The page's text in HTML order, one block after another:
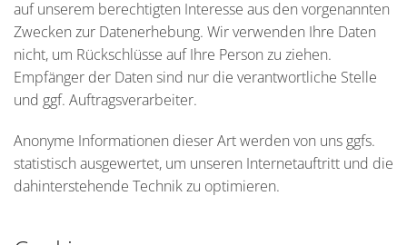
auf unserem berechtigten Interesse aus den vorgenannten
Zwecken zur Datenerhebung. Wir verwenden Ihre Daten
nicht, um Rückschlüsse auf Ihre Person zu ziehen.
Empfänger der Daten sind nur die verantwortliche Stelle
und ggf. Auftragsverarbeiter.
Anonyme Informationen dieser Art werden von uns ggfs.
statistisch ausgewertet, um unseren Internetauftritt und die
dahinterstehende Technik zu optimieren.